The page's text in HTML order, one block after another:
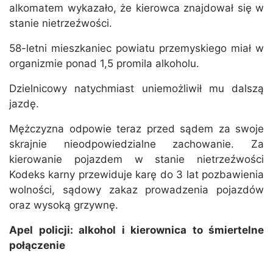
alkomatem wykazało, że kierowca znajdował się w
stanie nietrzeźwości.
58-letni mieszkaniec powiatu przemyskiego miał w
organizmie ponad 1,5 promila alkoholu.
Dzielnicowy natychmiast uniemożliwił mu dalszą
jazdę.
Mężczyzna odpowie teraz przed sądem za swoje
skrajnie nieodpowiedzialne zachowanie. Za
kierowanie pojazdem w stanie nietrzeźwości
Kodeks karny przewiduje karę do 3 lat pozbawienia
wolności, sądowy zakaz prowadzenia pojazdów
oraz wysoką grzywnę.
Apel policji: alkohol i kierownica to śmiertelne
połączenie